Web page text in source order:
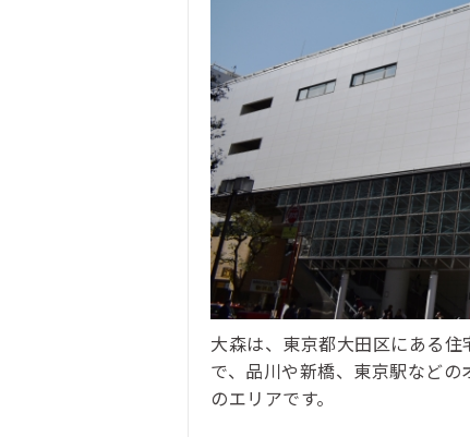
大森は、東京都大田区にある
で、品川や新橋、東京駅など
のエリアです。